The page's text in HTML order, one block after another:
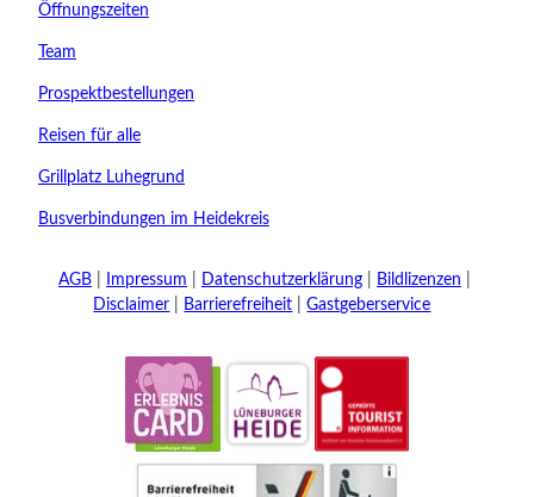
Kinder
Öffnungszeiten
Team
Prospektbestellungen
Reisen für alle
Grillplatz Luhegrund
Busverbindungen im Heidekreis
AGB Impressum Datenschutzerklärung
Bildlizenzen
Disclaimer
Barrierefreiheit Gastgeberservice